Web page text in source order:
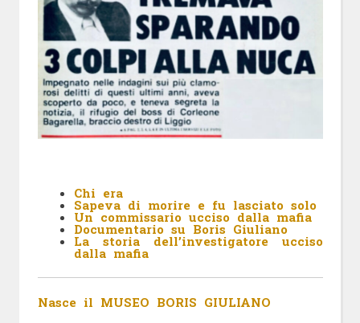
Chi era
Sapeva di morire e fu lasciato solo
Un commissario ucciso dalla mafia
Documentario su Boris Giuliano
La storia dell’investigatore ucciso
dalla mafia
Nasce il MUSEO BORIS GIULIANO